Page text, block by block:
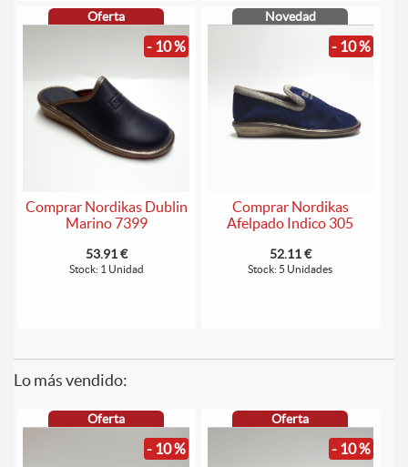
Oferta
- 10 %
Comprar Nordikas Dublin
Marino 7399
53.91 €
Stock: 1 Unidad
Novedad
- 10 %
Comprar Nordikas
Afelpado Indico 305
52.11 €
Stock: 5 Unidades
Lo más vendido:
Oferta
- 10 %
Oferta
- 10 %